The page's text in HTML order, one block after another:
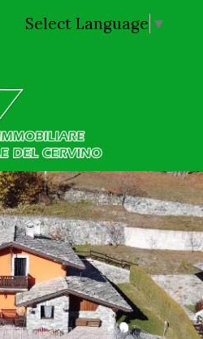
Select Language ▼